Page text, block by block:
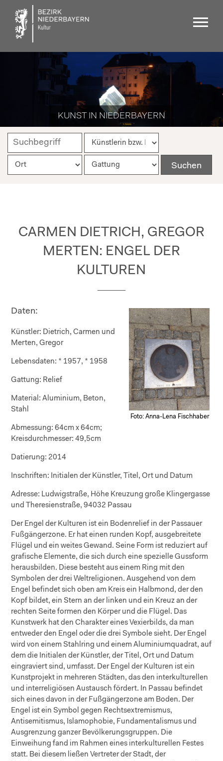
KUNST IN NIEDERBAYERN
CARMEN DIETRICH, GREGOR
MERTEN: ENGEL DER
KULTUREN
Foto: Anna-Lena Fischhaber
Daten:
Künstler: Dietrich, Carmen und
Merten, Gregor
Lebensdaten: * 1957, * 1958
Gattung: Relief
Material: Aluminium, Beton,
Stahl
Abmessung: 64cm x 64cm;
Kreisdurchmesser: 49,5cm
Datierung: 2014
Inschriften: Initialen der Künstler, Titel, Ort und Datum
Adresse: Ludwigstraße, Höhe Kreuzung große Klingergasse
und Theresienstraße, 94032 Passau
Der Engel der Kulturen ist ein Bodenrelief in der Passauer
Fußgängerzone. Er hat einen runden Kopf, ausgebreitete
Flügel und ein weites Gewand. Seine Form ist reduziert auf
grafische Elemente, die sich durch eine spezielle Gussform
herausbilden. Diese besteht aus einem Ring mit den
Symbolen der drei Weltreligionen. Ausgehend von dem
Engel befindet sich oben am Kreis ein Halbmond, der den
Kopf bildet, ein Stern an der linken und ein Kreuz an der
rechten Seite formen den Körper und die Flügel. Das
Kunstwerk hat den Charakter eines Vexierbilds, da man
entweder den Engel oder die drei Symbole sieht. Der Engel
wird von einem Stahlring und einem Aluminiumquadrat, auf
dem die Initialen der Künstler, der Titel, Ort und Datum
eingraviert sind, umfasst. Der Engel der Kulturen ist ein
Kunstprojekt in mehreren Städten, das den interkulturellen
und interreligiösen Austausch fördert. In Passau befindet
sich eines davon in der Fußgängerzone am Boden. Der
Engel ist ein Symbol gegen Rechtsextremismus,
Antisemitismus, Islamophobie, Fundamentalismus und
Ausgrenzung ganzer Bevölkerungsgruppen. Die
Einweihung fand im Rahmen eines interkulturellen Festes
statt. Bei diesem ließen Vertreter der Stadt, der